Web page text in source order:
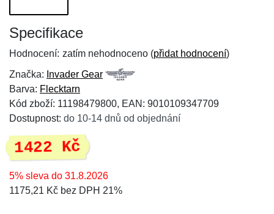
Specifikace
Hodnocení: zatím nehodnoceno (přidat hodnocení)
Značka: Invader Gear
Barva: Flecktarn
Kód zboží: 11198479800, EAN: 9010109347709
Dostupnost: do 10-14 dnů od objednání
1422 Kč
5% sleva do 31.8.2026
1175,21 Kč bez DPH 21%